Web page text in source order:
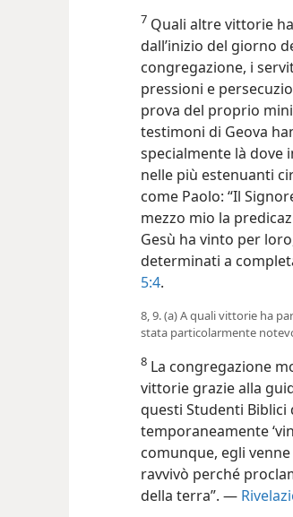
7 Quali altre vittorie
dall’inizio del giorno
congregazione, i
pressioni e
prova del proprio
testimoni di Geova
specialmente là dove
nelle più estenuanti
come Paolo: “Il
mezzo mio la
Gesù ha vinto per
determinati a
5:4.
8, 9. (a) A quali vittorie ha
stata particolarmente
8 La congregazione
vittorie grazie alla
questi Studenti Biblici
temporaneamente
comunque, egli
ravvivò perché
della terra”. —